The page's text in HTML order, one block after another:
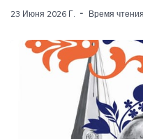
23 Июня 2026 Г. Время